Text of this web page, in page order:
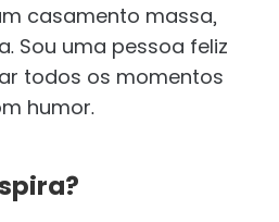
casamento massa,
Sou uma pessoa feliz
todos os momentos
humor.